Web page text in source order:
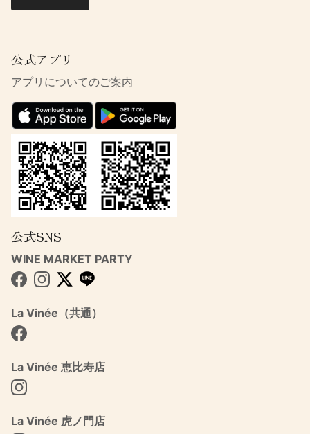
公式アプリ
アプリについてのご案内
公式SNS
WINE MARKET PARTY
Facebook
Instagram
Twitter
La Vinée（共通）
Facebook
La Vinée 恵比寿店
Instagram
La Vinée 虎ノ門店